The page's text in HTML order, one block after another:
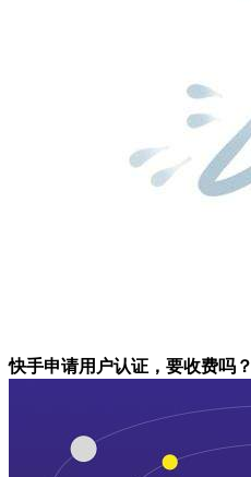
快手申请用户认证，要收费吗？